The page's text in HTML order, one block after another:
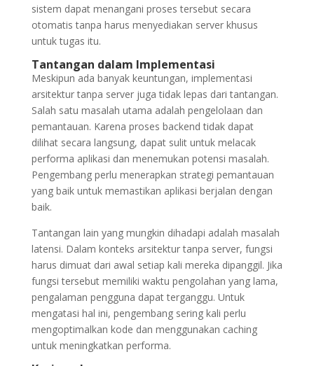
sistem dapat menangani proses tersebut secara
otomatis tanpa harus menyediakan server khusus
untuk tugas itu.
Tantangan dalam Implementasi
Meskipun ada banyak keuntungan, implementasi
arsitektur tanpa server juga tidak lepas dari tantangan.
Salah satu masalah utama adalah pengelolaan dan
pemantauan. Karena proses backend tidak dapat
dilihat secara langsung, dapat sulit untuk melacak
performa aplikasi dan menemukan potensi masalah.
Pengembang perlu menerapkan strategi pemantauan
yang baik untuk memastikan aplikasi berjalan dengan
baik.
Tantangan lain yang mungkin dihadapi adalah masalah
latensi. Dalam konteks arsitektur tanpa server, fungsi
harus dimuat dari awal setiap kali mereka dipanggil. Jika
fungsi tersebut memiliki waktu pengolahan yang lama,
pengalaman pengguna dapat terganggu. Untuk
mengatasi hal ini, pengembang sering kali perlu
mengoptimalkan kode dan menggunakan caching
untuk meningkatkan performa.